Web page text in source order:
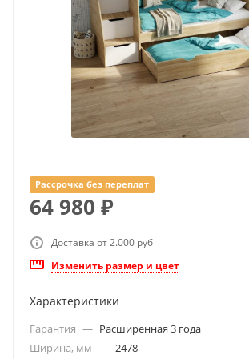
Рассрочка без переплат
64 980 ₽
Доставка от 2.000 руб
Изменить размер и цвет
Характеристики
Гарантия — Расширенная 3 года
Ширина, мм — 2478